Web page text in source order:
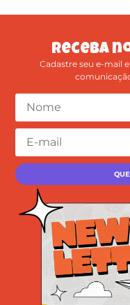
Receba
Cadastre seu e-mail